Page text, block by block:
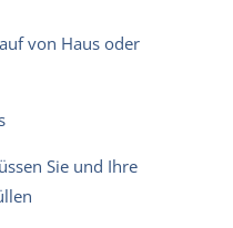
von Haus oder
Sie und Ihre